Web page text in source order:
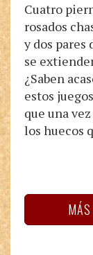
Cuatro
rosados
y dos pares
se
¿Saben
estos
que una
los huecos